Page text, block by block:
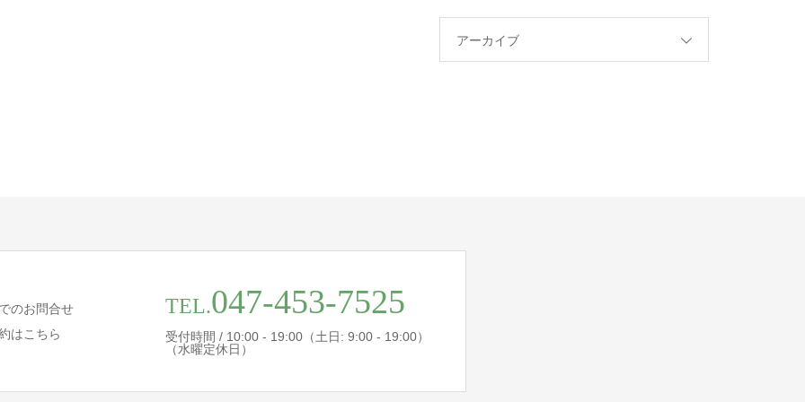
アーカイブ
のお問合せ
はこちら
TEL.047-453-7525
受付時間 / 10:00 - 19:00（土日: 9:00 - 19:00）
（水曜定休日）